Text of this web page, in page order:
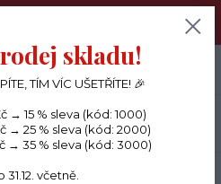
odesílám každý den, KREATIVNÍ
Menu
CZK skladu!
TÍM VÍC UŠETŘÍTE! 🎉
→ 15 % sleva (kód: 1000)
→ 25 % sleva (kód: 2000)
→ 35 % sleva (kód: 3000)
31.12. včetně.